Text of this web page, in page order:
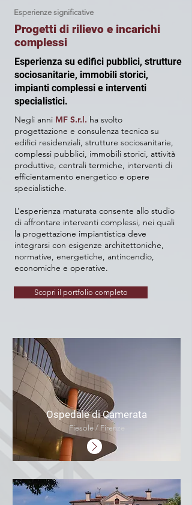
Esperienze significative
Progetti di rilievo e incarichi
complessi
Esperienza su edifici pubblici, strutture
sociosanitarie, immobili storici,
impianti complessi e interventi
specialistici.
Negli anni MF S.r.l. ha svolto
progettazione e consulenza tecnica su
edifici residenziali, strutture sociosanitarie,
complessi pubblici, immobili storici, attività
produttive, centrali termiche, interventi di
efficientamento energetico e opere
specialistiche.
L’esperienza maturata consente allo studio
di affrontare interventi complessi, nei quali
la progettazione impiantistica deve
integrarsi con esigenze architettoniche,
normative, energetiche, antincendio,
economiche e operative.
Scopri il portfolio completo
Ospedale di Camerata
Fiesole / Firenze